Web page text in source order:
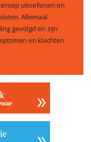
uitoefenen en
Allemaal
gevolgd en zijn
en klachten.